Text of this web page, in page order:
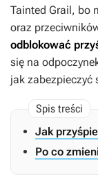
Tainted Grail, bo
oraz
odblokować
się na
jak zabezpieczyć
Jak
Po co